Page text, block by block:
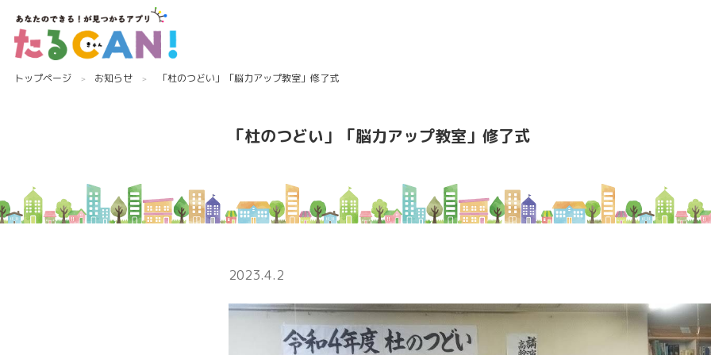
トップページ お知らせ 「杜のつどい」「脳力アップ教室」修了式
「杜のつどい」「脳力アップ教室」修了式
2023.4.2